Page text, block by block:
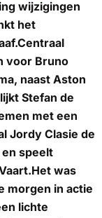
wijzigingen
het
voor Bruno
naast Aston
Stefan de
met een
Jordy Clasie de
speelt
was
morgen in actie
lichte